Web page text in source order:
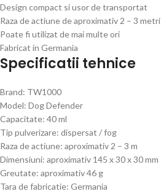
Design compact si usor de transportat
Raza de actiune de aproximativ 2 – 3 metri
Poate fi utilizat de mai multe ori
Fabricat in Germania
Specificatii tehnice
Brand: TW1000
Model: Dog Defender
Capacitate: 40 ml
Tip pulverizare: dispersat / fog
Raza de actiune: aproximativ 2 – 3 m
Dimensiuni: aproximativ 145 x 30 x 30 mm
Greutate: aproximativ 46 g
Tara de fabricatie: Germania